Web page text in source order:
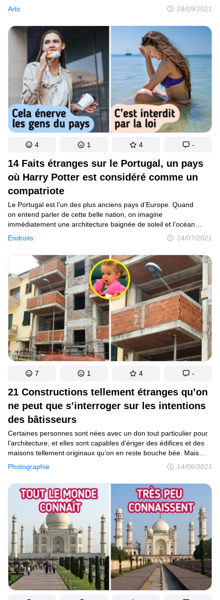
Arts 24/09/2021
et cinématographique continuent de fasciner leurs nombreux
fans. En effet, rares sont les gens qui ne voudraient pas savoir
ce qu’il se passait dans le monde magique, créé par J.K. Rowling,
après la défaite de Voldemort.
14 Faits étranges sur le Portugal, un pays
où Harry Potter est considéré comme un
compatriote
Endroits 24/07/2021
Le Portugal est l’un des plus anciens pays d’Europe. Quand
on entend parler de cette belle nation, on imagine
immédiatement une architecture baignée de soleil et l’océan
majestueux. La culture centenaire de la population locale donne
également envie de mieux la connaître en découvrant, par
exemple, ce que signifie le mot saudade et pourquoi les
friandises au vitellus sont si populaires ici.
4 1 4 -
21 Constructions tellement étranges qu’on
ne peut que s’interroger sur les intentions
des bâtisseurs
Photographie 14/06/2021
Certaines personnes sont nées avec un don tout particulier pour
l’architecture, et elles sont capables d’ériger des édifices et des
maisons tellement originaux qu’on en reste bouche bée. Mais
il y a d’autres êtres humains qui devraient rester aussi éloignés
que possible de la conception architecturale. Bien que l’on
ne doute pas de leurs bonnes intentions, leurs créations, loin
de nous émerveiller, nous laissent plutôt perplexes, voire hilares.
7 1 4 -